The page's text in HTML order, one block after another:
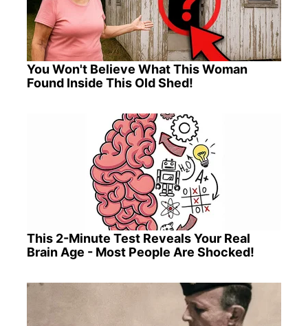
You Won't Believe What This Woman
Found Inside This Old Shed!
This 2-Minute Test Reveals Your Real
Brain Age - Most People Are Shocked!